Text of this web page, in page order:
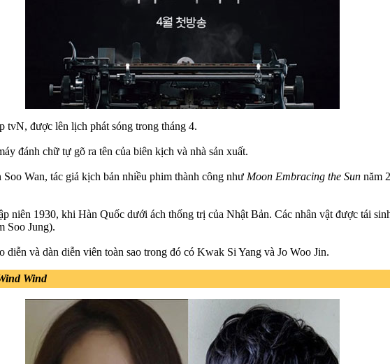
tvN, được lên lịch phát sóng trong tháng 4.
đánh chữ tự gõ ra tên của biên kịch và nhà sản xuất.
Wan, tác giả kịch bản nhiều phim thành công như Moon Embracing the Sun năm
niên 1930, khi Hàn Quốc dưới ách thống trị của Nhật Bản. Các nhân vật được tái
Soo Jung).
diễn và dàn diễn viên toàn sao trong đó có Kwak Si Yang và Jo Woo Jin.
Wind